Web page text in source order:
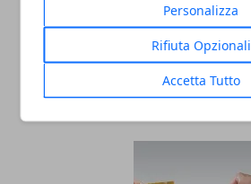
Personalizza
Rifiuta Opzionali
Accetta Tutto
Come diventare blogger